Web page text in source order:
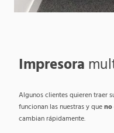
Impresora
Algunos clientes quieren traer
funcionan las nuestras y queno
cambian rápidamente.